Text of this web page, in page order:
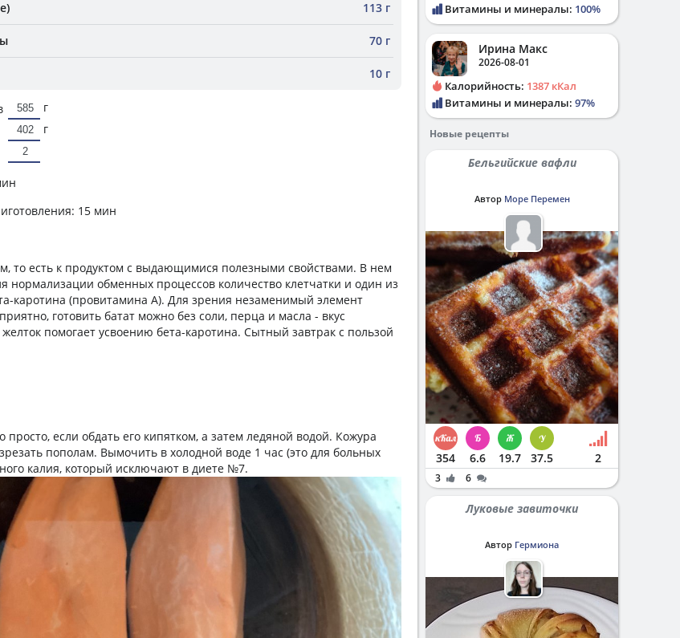
113 г
70 г
10 г
г
г
15 мин
то есть к продуктом с выдающимися полезными свойствами. В нем
нормализации обменных процессов количество клетчатки и один из
каротина (провитамина А). Для зрения незаменимый элемент
готовить батат можно без соли, перца и масла - вкус
помогает усвоению бета-каротина. Сытный завтрак с пользой
просто, если обдать его кипятком, а затем ледяной водой. Кожура
пополам. Вымочить в холодной воде 1 час (это для больных
калия, который исключают в диете №7.
Витамины и минералы: 100%
Ирина Макс
2026-08-01
Калорийность: 1387 кКал
Витамины и минералы: 97%
Новые рецепты
Бельгийские вафли
Автор Море Перемен
354 6.6 19.7 37.5 2
3 6
Луковые завиточки
Автор Гермиона